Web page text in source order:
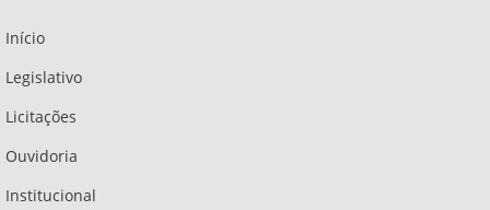
Início
Legislativo
Licitações
Ouvidoria
Institucional